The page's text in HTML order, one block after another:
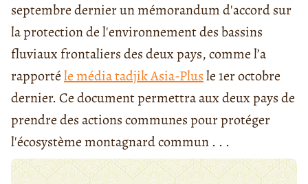
septembre dernier un mémorandum d'accord sur
la protection de l'environnement des bassins
fluviaux frontaliers des deux pays, comme l’a
rapportéle média tadjik Asia-Plusle 1er octobre
dernier. Ce document permettra aux deux pays de
prendre des actions communes pour protéger
l'écosystème montagnard commun . . .